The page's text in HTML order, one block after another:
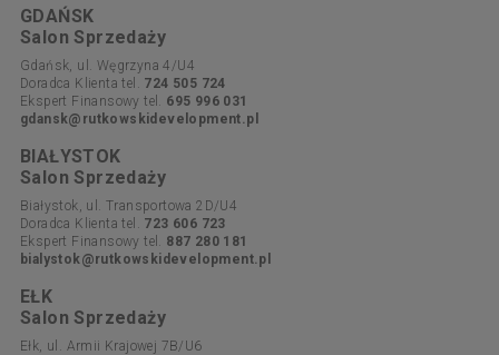
GDAŃSK
Salon Sprzedaży
Gdańsk, ul. Węgrzyna 4/U4
Doradca Klienta tel. 724 505 724
Ekspert Finansowy tel. 695 996 031
gdansk@rutkowskidevelopment.pl
BIAŁYSTOK
Salon Sprzedaży
Białystok, ul. Transportowa 2D/U4
Doradca Klienta tel. 723 606 723
Ekspert Finansowy tel. 887 280 181
bialystok@rutkowskidevelopment.pl
EŁK
Salon Sprzedaży
Ełk, ul. Armii Krajowej 7B/U6